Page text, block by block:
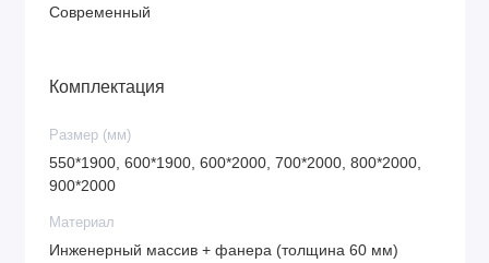
Современный
Комплектация
Размер (мм)
550*1900, 600*1900, 600*2000, 700*2000, 800*2000,
900*2000
Материал
Инженерный массив + фанера (толщина 60 мм)